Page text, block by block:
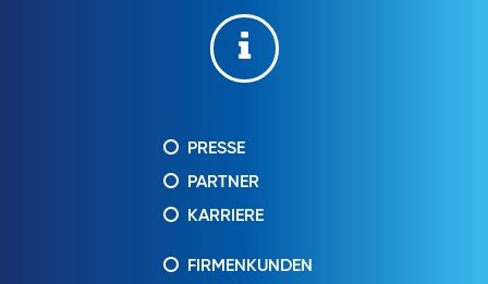
PRESSE
PARTNER
KARRIERE
FIRMENKUNDEN